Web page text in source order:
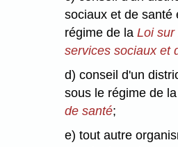
sociaux et de santé
régime de la Loi sur
services sociaux et
d) conseil d'un
sous le régime de la
de santé;
e) tout autre